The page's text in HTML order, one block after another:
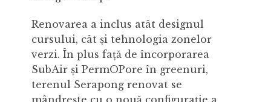
Renovarea a inclus atât designul
cursului, cât și tehnologia zonelor
verzi. În plus față de încorporarea
SubAir și PermOPore în greenuri,
terenul Serapong renovat se